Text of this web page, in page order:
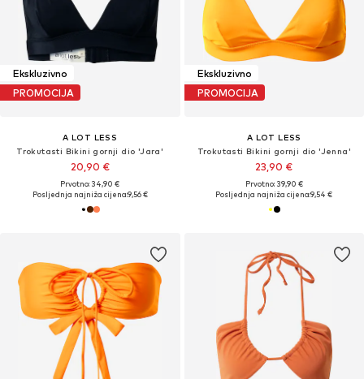
Ekskluzivno
PROMOCIJA
A LOT LESS
Trokutasti Bikini gornji dio 'Jara'
20,90 €
Prvotno: 34,90 €
Posljednja najniža cijena:9,56 €
Ekskluzivno
PROMOCIJA
A LOT LESS
Trokutasti Bikini gornji dio 'Jenna'
23,90 €
Prvotno: 39,90 €
Posljednja najniža cijena:9,54 €